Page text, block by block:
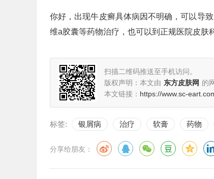
你好，出现牛皮癣具体病因不明确，可以导
维a胶囊等药物治疗，也可以到正规医院皮肤
扫描二维码推送至手机访问。
版权声明：本文由 东方皮肤网 的
本文链接： https://www.sc-
标签: 银屑病 治疗 软膏 药物
分享给朋友：